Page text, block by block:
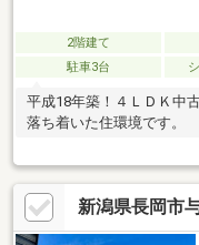
2階建て
駐車3台
平成18年築！４ＬＤＫ中
落ち着いた住環境です。
新潟県長岡市